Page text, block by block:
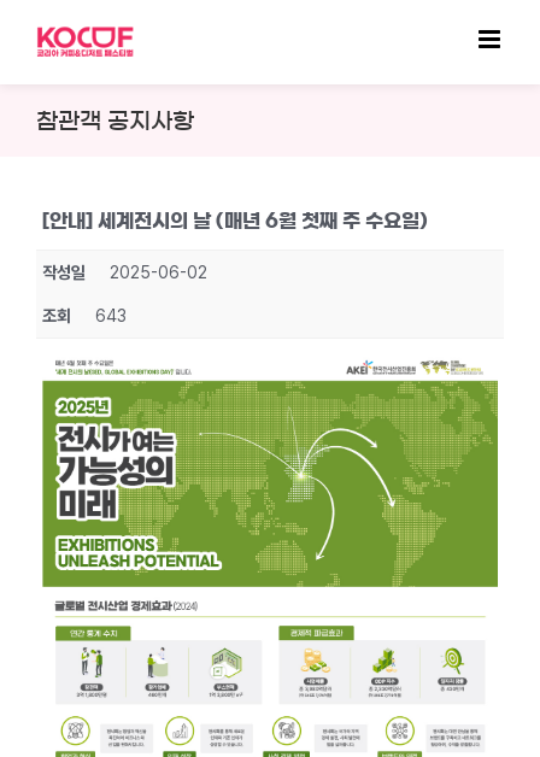
content
참관객 공지사항
[안내] 세계전시의 날 (매년 6월 첫째 주 수요일)
작성일 2025-06-02
조회 643